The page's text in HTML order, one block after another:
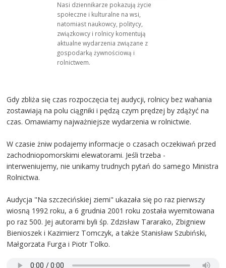
Nasi dziennikarze pokazują życie
społeczne i kulturalne na wsi,
natomiast naukowcy, politycy,
związkowcy i rolnicy komentują
aktualne wydarzenia związane z
gospodarką żywnościową i
rolnictwem.
Gdy zbliża się czas rozpoczęcia tej audycji, rolnicy bez wahania
zostawiają na polu ciągniki i pędzą czym prędzej by zdążyć na
czas. Omawiamy najważniejsze wydarzenia w rolnictwie.
W czasie żniw podajemy informacje o czasach oczekiwań przed
zachodniopomorskimi elewatorami. Jeśli trzeba -
interweniujemy, nie unikamy trudnych pytań do samego Ministra
Rolnictwa.
Audycja "Na szczecińskiej ziemi" ukazała się po raz pierwszy
wiosną 1992 roku, a 6 grudnia 2001 roku została wyemitowana
po raz 500. Jej autorami byli śp. Zdzisław Tararako, Zbigniew
Bienioszek i Kazimierz Tomczyk, a także Stanisław Szubiński,
Małgorzata Furga i Piotr Tolko.